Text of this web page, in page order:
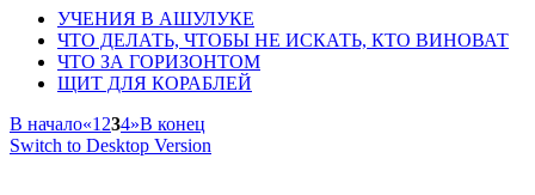
УЧЕНИЯ В АШУЛУКЕ
ЧТО ДЕЛАТЬ, ЧТОБЫ НЕ ИСКАТЬ, КТО ВИНОВАТ
ЧТО ЗА ГОРИЗОНТОМ
ЩИТ ДЛЯ КОРАБЛЕЙ
В начало«1 234»В конец
Switch to Desktop Version